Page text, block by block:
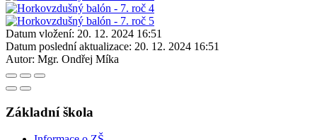
Datum vložení: 20. 12. 2024 16:51
Datum poslední aktualizace: 20. 12. 2024 16:51
Autor: Mgr. Ondřej Míka
Základní škola